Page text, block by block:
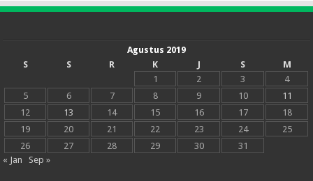
Agustus 2019
S
S R K J S
M
1
2 3
4
5
6 7 8 9 10
11
12
13 14 15 16 17
18
19
20 21 22 23 24
25
26
27 28 29 30
31
« Jan
Sep »